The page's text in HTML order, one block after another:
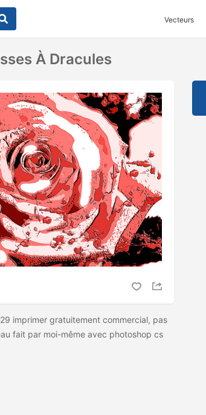
Vecteurs
À Dracules
imprimer gratuitement commercial, pas
fait par moi-même avec photoshop cs